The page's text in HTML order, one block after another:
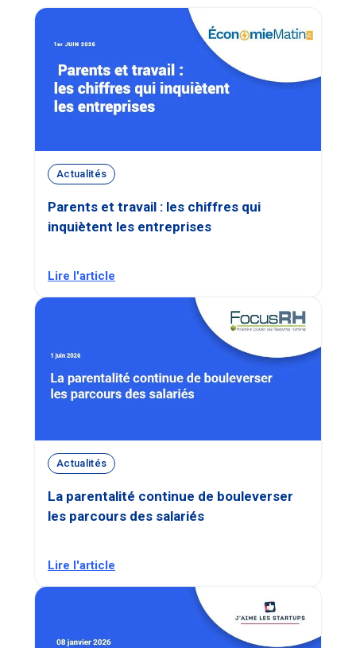
Actualités
Parents et travail : les chiffres qui
inquiètent les entreprises
Lire l'article
Actualités
La parentalité continue de bouleverser
les parcours des salariés
Lire l'article